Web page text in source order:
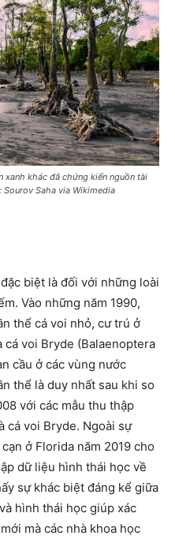
xanh khác đã chứng kiến nguồn tài
Saha via Wikimedia
biệt là đối với những loài
Vào những năm 1990,
thể cá voi nhỏ, cư trú ở
voi Bryde (Balaenoptera
cầu ở các vùng nước
thể là duy nhất sau khi so
với các mẫu thu thập
cá voi Bryde. Ngoài sự
ở Florida năm 2019 cho
dữ liệu hình thái học về
sự khác biệt đáng kể giữa
hình thái học giúp xác
mà các nhà khoa học